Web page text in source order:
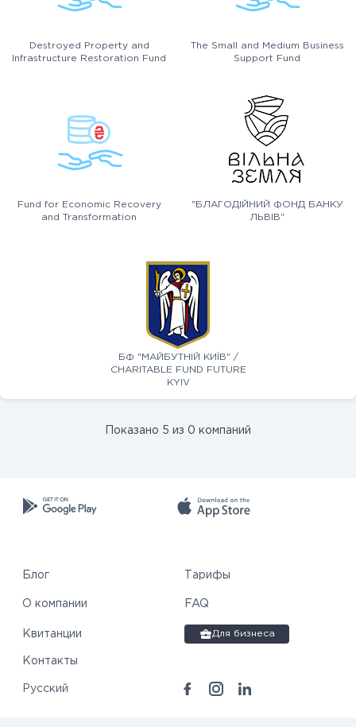
Destroyed Property and
Infrastructure Restoration Fund
The Small and Medium Business
Support Fund
Fund for Economic Recovery
and Transformation
"БЛАГОДІЙНИЙ ФОНД БАНКУ
ЛЬВІВ"
БФ "МАЙБУТНІЙ КИЇВ" /
CHARITABLE FUND FUTURE
KYIV
Показано 5 из 0 компаний
Блог Тарифы
О компании
Квитанции
FAQ
Контакты
Для бизнеса
Русский